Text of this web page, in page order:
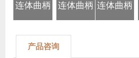
连体曲柄 连体曲柄 连体曲柄
产品咨询